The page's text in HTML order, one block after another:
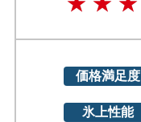
価格満足度
氷上性能